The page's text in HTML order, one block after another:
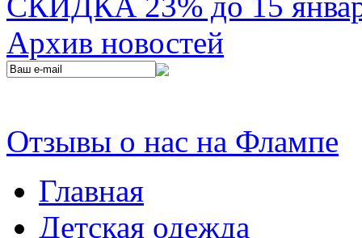
Архив новостей
Отзывы о нас на Флампе
Главная
Детская одежда